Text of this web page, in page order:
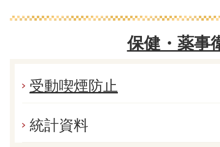
保健・薬事
受動喫煙防止
統計資料